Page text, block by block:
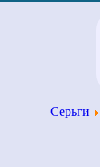
Серьги